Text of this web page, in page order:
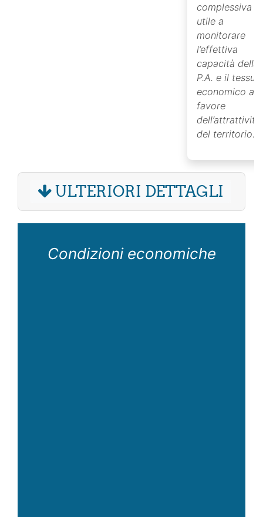
complessiva
utile a
monitorare
l’effettiva
capacità della
P.A. e il
economico a
favore
dell’attrattività
del territorio.
ULTERIORI DETTAGLI
Condizioni economiche